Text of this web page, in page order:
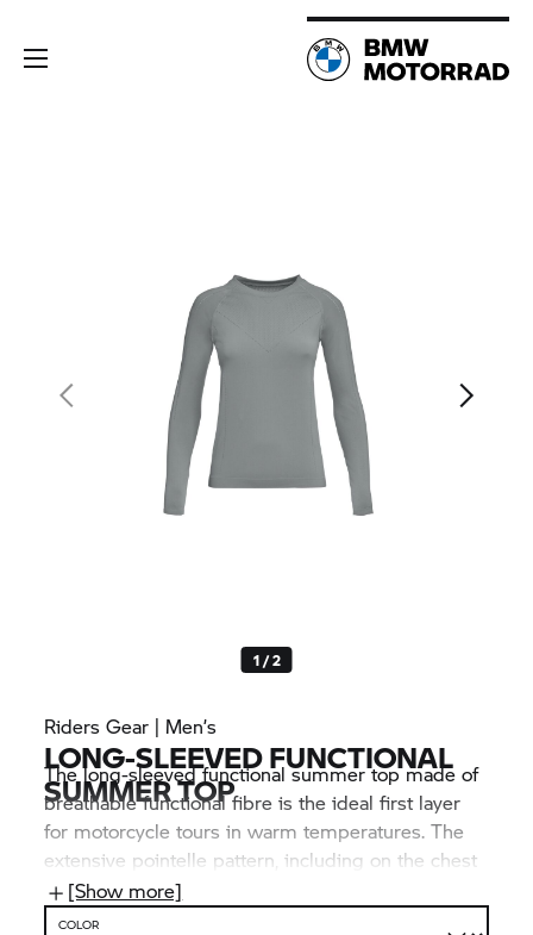
1 / 2
Riders Gear | Men’s
LONG-SLEEVED FUNCTIONAL
SUMMER TOP
The long-sleeved functional summer top made of
breathable functional fibre is the ideal first layer
for motorcycle tours in warm temperatures. The
extensive pointelle pattern, including on the chest
and back, offers optimum climate comfort. Visual
highlights: the manyBMW Motorradinscriptions.
[Show more]
COLOR